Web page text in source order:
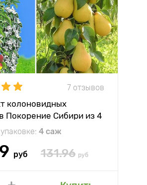
7 отзывов
колоновидных
Покорение Сибири из 4
4 саж
руб 131.96 руб